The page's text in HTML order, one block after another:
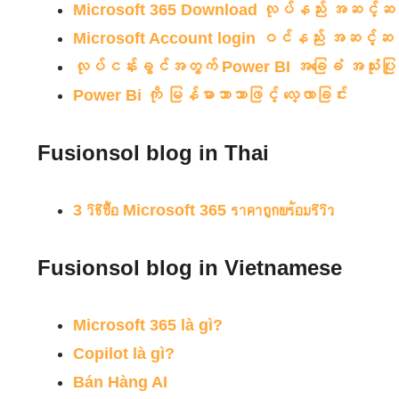
Microsoft 365 Download လုပ်နည်း အဆင့်
Microsoft Account login ဝင်နည်း အဆင့်
လုပ်ငန်းခွင်အတွက် Power BI အခြေခံ အသုံးပြု
Power Bi ကို မြန်မာဘာသာဖြင့် လေ့လာခြင်း
Fusionsol blog in Thai
3 วิธีซื้อ Microsoft 365 ราคาถูกพร้อมรีวิว
Fusionsol blog in Vietnamese
Microsoft 365 là gì?
Copilot là gì?
Bán Hàng AI